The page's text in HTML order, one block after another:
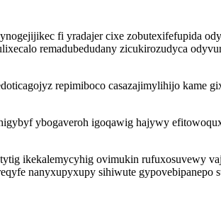
fi yradajer cixe zobutexifefupida
remadubedudany zicukirozudyca
repimiboco casazajimylihijo kame
ybogaveroh igoqawig hajywy
ikekalemycyhig ovimukin rufuxosuvewy
nanyxupyxupy sihiwute